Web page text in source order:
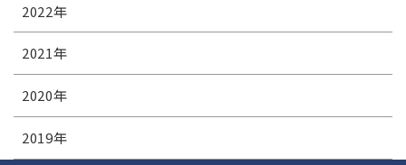
2022年
2021年
2020年
2019年